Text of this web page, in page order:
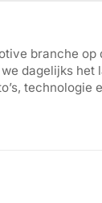
branche
dagelijks het
technologie